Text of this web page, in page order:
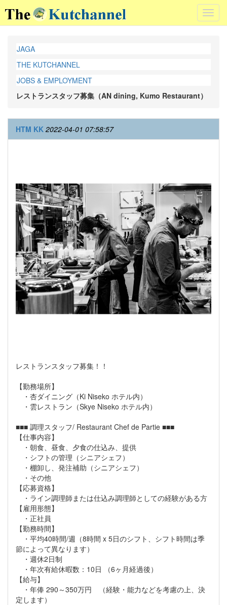
JAGA
THE KUTCHANNEL
JOBS & EMPLOYMENT
レストランスタッフ募集（AN dining, Kumo Restaurant）
HTM KK 2022-04-01 07:58:57
レストランスタッフ募集！！
【勤務場所】
・杏ダイニング（Ki Niseko ホテル内）
・雲レストラン（Skye Niseko ホテル内）
■■■ 調理スタッフ/ Restaurant Chef de Partie ■■■
【仕事内容】
・朝食、昼食、夕食の仕込み、提供
・シフトの管理（シニアシェフ）
・棚卸し、発注補助（シニアシェフ）
・その他
【応募資格】
・ライン調理師または仕込み調理師としての経験がある方
【雇用形態】
・正社員
【勤務時間】
・平均40時間/週（8時間 x 5日のシフト、シフト時間は季
節によって異なります）
・週休2日制
・年次有給休暇数：10日 （6ヶ月経過後）
【給与】
・年俸 290～350万円 （経験・能力などを考慮の上、決
定します）